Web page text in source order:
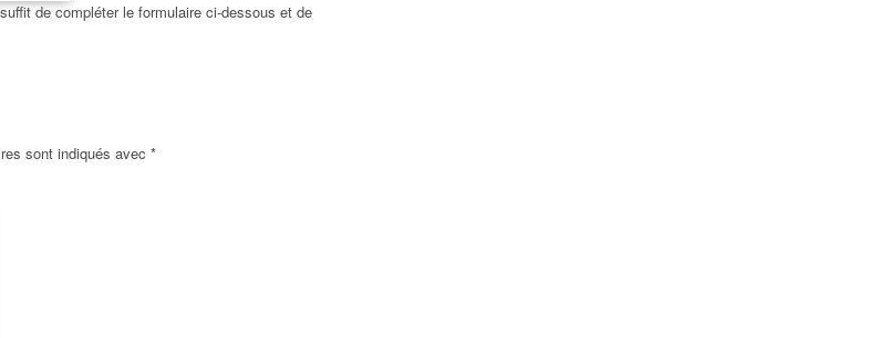
de compléter le formulaire ci-dessous et de
sont indiqués avec *